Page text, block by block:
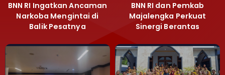
BNN RI Ingatkan Ancaman
Narkoba Mengintai di
Balik Pesatnya
Majalengka
BNN RI dan Pemkab
Majalengka Perkuat
Sinergi Berantas
Narkoba